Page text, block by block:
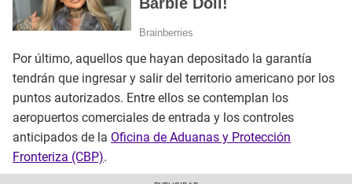
Por último, aquellos que hayan depositado la garantía
tendrán que ingresar y salir del territorio americano por los
puntos autorizados. Entre ellos se contemplan los
aeropuertos comerciales de entrada y los controles
anticipados de la Oficina de Aduanas y Protección
Fronteriza (CBP).